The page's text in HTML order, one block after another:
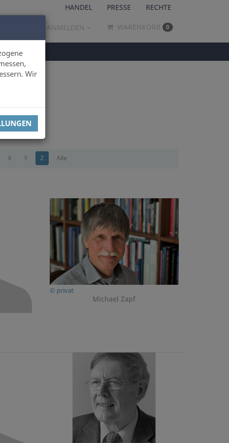
Wir
HANDEL PRESSE RECHTE
ANMELDEN WARENKORB 0
X Y Z Alle
© privat
Michael Zapf